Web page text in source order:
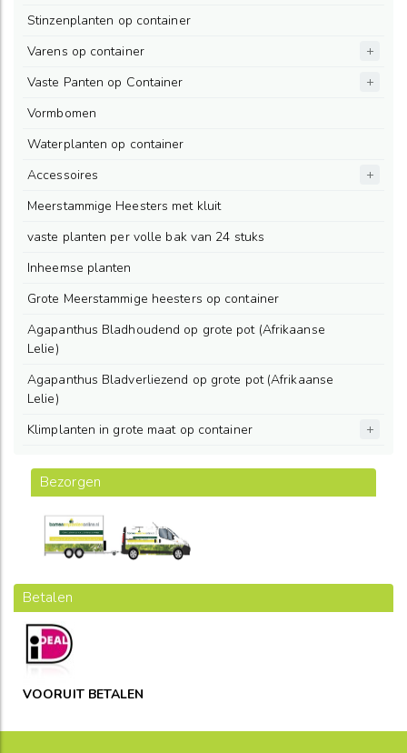
Stinzenplanten op container
Varens op container
Vaste Panten op Container
Vormbomen
Waterplanten op container
Accessoires
Meerstammige Heesters met kluit
vaste planten per volle bak van 24 stuks
Inheemse planten
Grote Meerstammige heesters op container
Agapanthus Bladhoudend op grote pot (Afrikaanse
Lelie)
Agapanthus Bladverliezend op grote pot (Afrikaanse
Lelie)
Klimplanten in grote maat op container
Bezorgen
Betalen
VOORUIT BETALEN